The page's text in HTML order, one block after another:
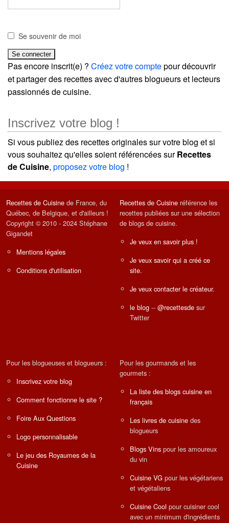
Se souvenir de moi
Pas encore inscrit(e) ? Créez votre comptepour découvrir
et partager des recettes avec d'autres blogueurs et lecteurs
passionnés de cuisine.
Inscrivez votre blog !
Si vous publiez des recettes originales sur votre blog et si
vous souhaitez qu'elles soient référencées surRecettes
de Cuisine, proposez votre blog !
Recettes de Cuisine de France, du
Québec, de Belgique, et d'ailleurs !
Copyright © 2010 - 2024 Stéphane
Gigandet
Mentions légales
Conditions d'utilisation
Recettes de Cuisine référence les
recettes publiées sur une sélection
de blogs de cuisine.
Je veux en savoir plus !
Je veux savoir qui a créé ce
site.
Je veux contacter le créateur.
le blog -- @recettesde sur
Twitter
Pour les blogueuses et blogueurs :
Inscrivez votre blog
Comment fonctionne le site ?
Foire Aux Questions
Logo personnalisable
Le jeu des Royaumes de la
Cuisine
Pour les gourmands et les
gourmets :
La liste des blogs cuisine en
français
Les livres de cuisine des
blogueurs
Blogs Vins pour les amoureux
du vin
Cuisine VG pour les végétariens
et végétaliens
Cuisine Cool pour cuisiner cool
avec un minimum d'ingrédients